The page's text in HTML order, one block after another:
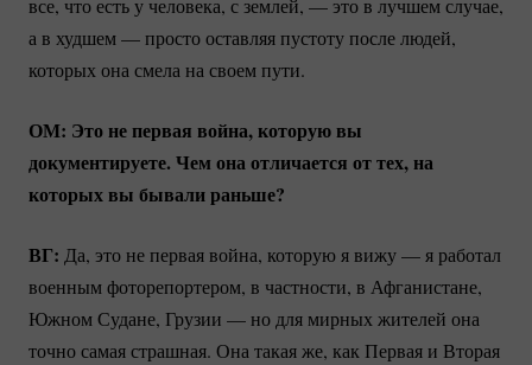
все, что есть у человека, с землей, — это в лучшем случае,
а в худшем — просто оставляя пустоту после людей,
которых она смела на своем пути.
ОМ: Это не первая война, которую вы
документируете. Чем она отличается от тех, на
которых вы бывали раньше?
ВГ: Да, это не первая война, которую я вижу — я работал
военным фоторепортером, в частности, в Афганистане,
Южном Судане, Грузии — но для мирных жителей она
точно самая страшная. Она такая же, как Первая и Вторая